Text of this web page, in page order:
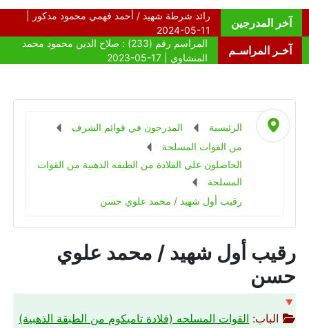
آخر المدرجين
آخـر المراسـم
الرئيسية
المدرجون في قوائم الشرف
من القوات المسلحة
الحاصلون علي القلادة من الطبقه الذهبية من القوات
المسلحة
رقيب أول شهيد / محمد علوي حسن
رقيب أول شهيد / محمد علوي
حسن
🔻
الباب: القوات المسلحه (قلادة تاميكوم من الطبقة الذهبية)